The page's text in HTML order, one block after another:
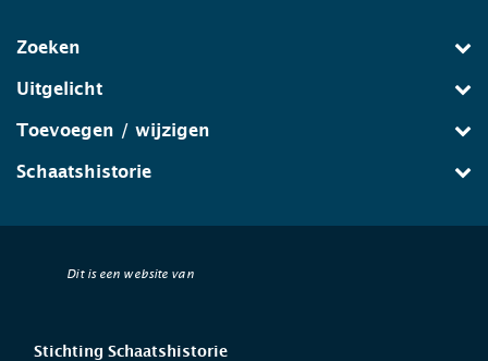
Zoeken
Uitgelicht
Toevoegen / wijzigen
Schaatshistorie
Dit is een website van
Stichting Schaatshistorie